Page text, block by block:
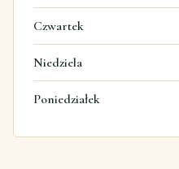
Czwartek
Niedziela
Poniedziałek